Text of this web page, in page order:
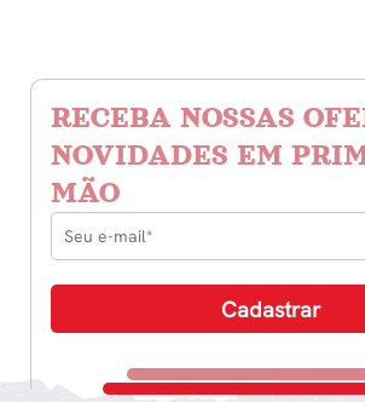
RECEBA NOSSAS
NOVIDADES EM
MÃO